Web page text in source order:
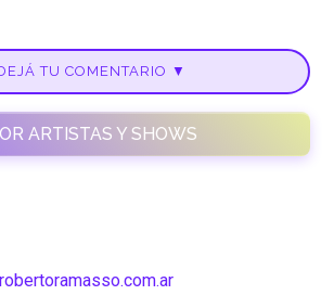
TU COMENTARIO ▼
ARTISTAS Y SHOWS